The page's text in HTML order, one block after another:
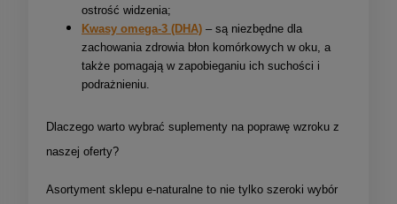
ostrość widzenia;
Kwasy omega-3 (DHA) – są niezbędne dla
zachowania zdrowia błon komórkowych w oku, a
także pomagają w zapobieganiu ich suchości i
podrażnieniu.
Dlaczego warto wybrać suplementy na poprawę wzroku z
naszej oferty?
Asortyment sklepu e-naturalne to nie tylko szeroki wybór